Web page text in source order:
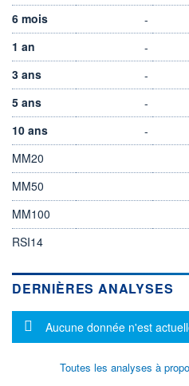
6 mois
-
1 an
-
3 ans
-
5 ans
-
10 ans
-
MM20
MM50
MM100
RSI14
DERNIÈRES ANALYSES
Message d'information
Aucune donnée n'est
Toutes les analyses à